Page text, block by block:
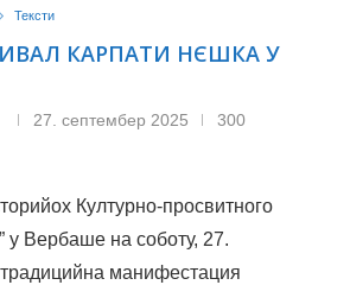
Тексти
КАРПАТИ НЄШКА У
27. септембер 2025
300
Културно-просвитного
у Вербаше на соботу, 27.
манифестация